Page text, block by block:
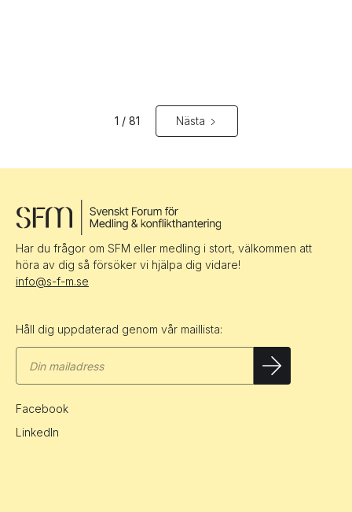
1 / 81 Nästa
Har du frågor om SFM eller medling i stort, välkommen att
höra av dig så försöker vi hjälpa dig vidare!
info@s-f-m.se
Håll dig uppdaterad genom vår maillista:
Facebook
LinkedIn